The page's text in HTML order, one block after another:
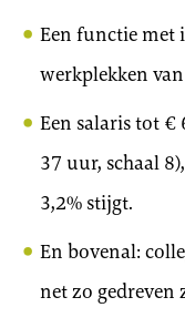
Een functie met
werkplekken
Een salaris tot €
37 uur, schaal
3,2% stijgt.
En bovenal:
net zo gedreven